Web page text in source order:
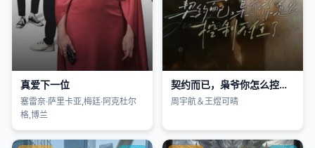
真爱下一位
塞雷奈·萨里卡亚,梅廷·阿克杜尔
格,博兰
契约而已，枭爷你怎么控制不住了
周宇航＆王煜可晴